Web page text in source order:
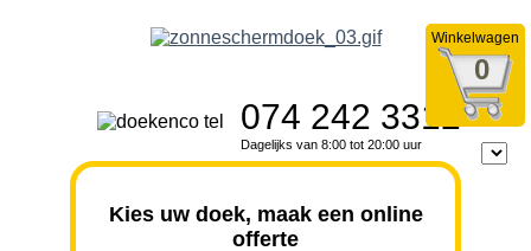
Winkelwagen
0
074 242 3312
Dagelijks van 8:00 tot 20:00 uur
Kies uw doek, maak een online
offerte